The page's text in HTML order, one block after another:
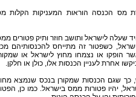
מס הכנסה הוראות המעניקות הקלות
הכנסה, כי יחיד שעלה לישראל ותושב חוזר ותיק פטורים
ישראל, כשפטור זה מתייחס להכנסותיהם
2, 2א ו-3 לפקודה, אשר הופקו או נצמחו מחוץ לישראל או
אחרת לעניין הכנסות אלו, כולן או חלקן.
כך שגם הכנסות שמקורן בנכס שנמצא
יהיו פטורות ממס בישראל. כמו כן,